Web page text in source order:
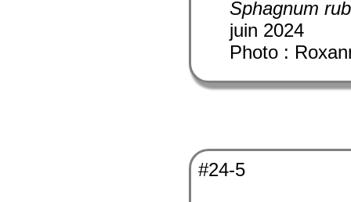
Sphagnum
juin 2024
Photo :
#24-5